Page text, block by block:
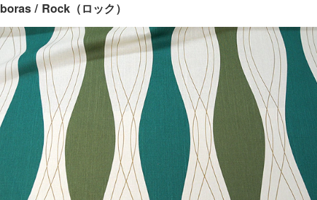
boras / Rock（ロック）